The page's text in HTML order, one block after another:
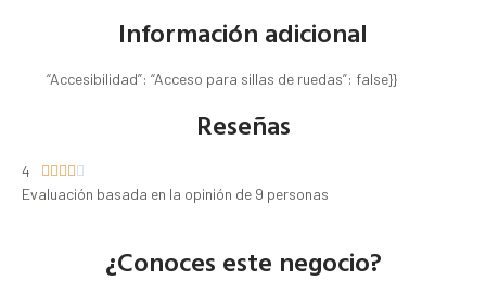
Información adicional
“Accesibilidad”: “Acceso para sillas de ruedas”: false}}
Reseñas
4     
Evaluación basada en la opinión de 9 personas
¿Conoces este negocio?